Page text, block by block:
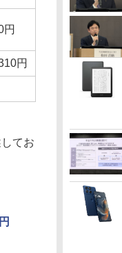
円
円
てお